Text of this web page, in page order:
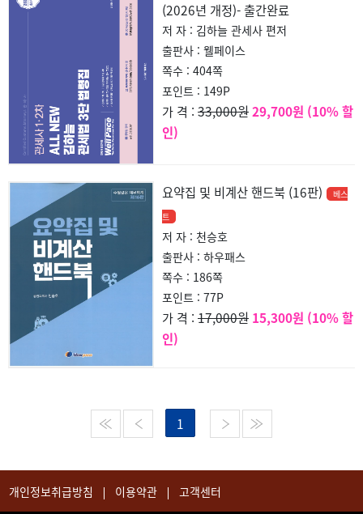
(2026년 개정)- 출간완료
저 자 : 김하늘 관세사 편저
출판사 : 웰페이스
쪽수 : 404쪽
포인트 : 149P
가 격 : 33,000원29,700원 (10% 할
인)
요약집 및 비계산 핸드북 (16판)
베스
트
저 자 : 천승호
출판사 : 하우패스
쪽수 : 186쪽
포인트 : 77P
가 격 : 17,000원 15,300원 (10% 할
인)
1
개인정보취급방침 이용약관 고객센터